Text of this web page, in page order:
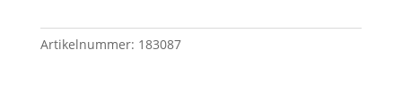
Artikelnummer: 183087